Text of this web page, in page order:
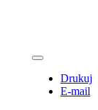
Drukuj
E-mail